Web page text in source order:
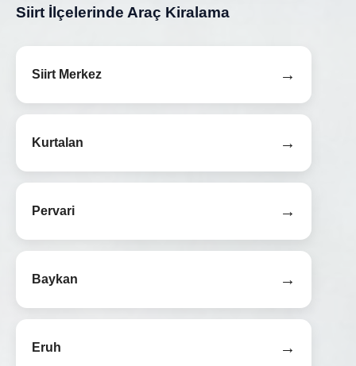
Siirt İlçelerinde Araç Kiralama
Siirt Merkez →
Kurtalan →
Pervari →
Baykan →
Eruh →